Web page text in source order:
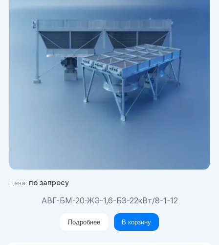
Цена: по запросу
АВГ-БМ-20-ЖЭ-1,6-Б3-22кВт/8-1-12
Подробнее В корзину